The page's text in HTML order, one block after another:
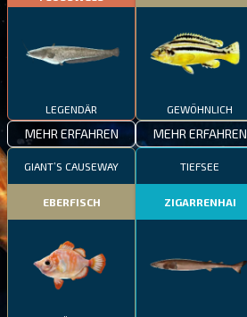
LEGENDÄR
MEHR ERFAHREN
GEWÖHNLICH
MEHR ERFAHREN
GIANT’S CAUSEWAY
EBERFISCH
TIEFSEE
ZIGARRENHAI